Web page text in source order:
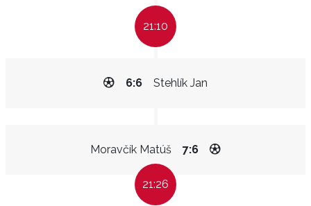
21:10
Stehlík Jan
6:6
Moravčík Matúš 7:6
21:26